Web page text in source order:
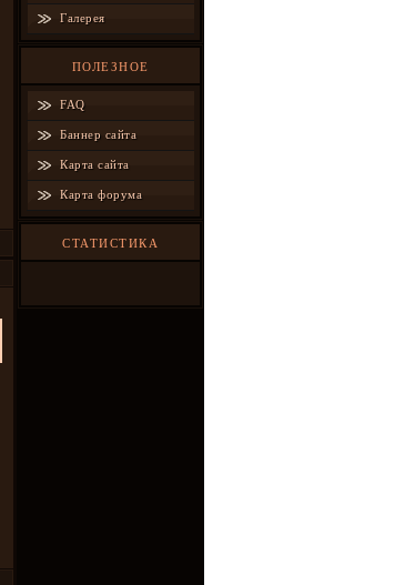
Галерея
ПОЛЕЗНОЕ
FAQ
Баннер сайта
Карта сайта
Карта форума
СТАТИСТИКА